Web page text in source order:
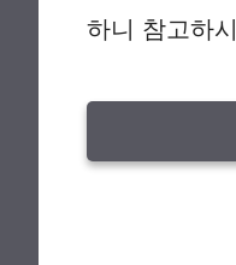
하니 참고하